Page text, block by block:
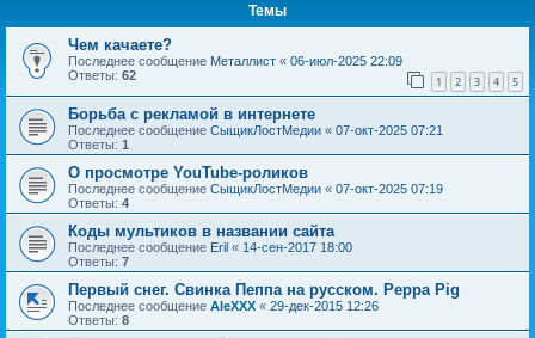
Темы
Чем качаете?
Последнее сообщение Металлист « 06-июл-2025 22:09
Ответы: 62 1 2 3 4 5
Борьба с рекламой в интернете
Последнее сообщение СыщикЛостМедии « 07-окт-2025 07:21
Ответы: 1
О просмотре YouTube-роликов
Последнее сообщение СыщикЛостМедии « 07-окт-2025 07:19
Ответы: 4
Коды мультиков в названии сайта
Последнее сообщение Eril « 14-сен-2017 18:00
Ответы: 7
Первый снег. Свинка Пеппа на русском. Peppa Pig
Последнее сообщение AleXXX « 29-дек-2015 12:26
Ответы: 8